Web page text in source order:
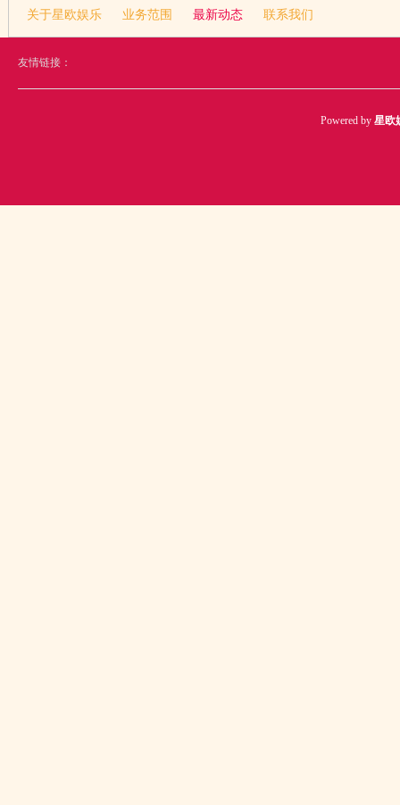
关于星欧娱乐 业务范围 最新动态 联系我们
友情链接：
Powered by 星欧